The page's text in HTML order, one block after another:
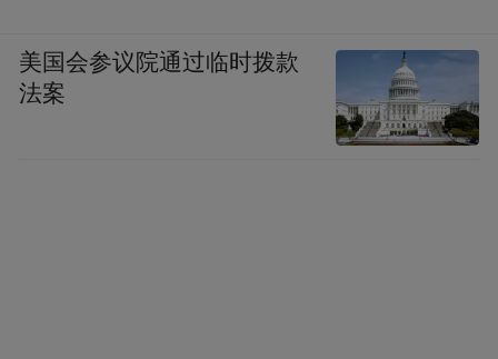
美国会参议院通过临时拨款
法案